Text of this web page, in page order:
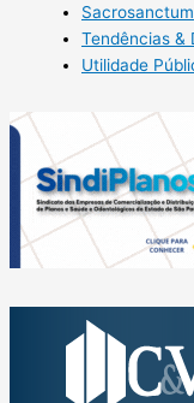
Sacrosanctum
Tendências &
Utilidade